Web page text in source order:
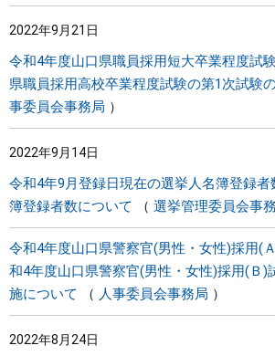
2022年9月21日
令和4年度山口県職員採用短大卒業程度試
県職員採用高校卒業程度試験の第1次試験
事委員会事務局
2022年9月14日
令和4年9月登録日現在の選挙人名簿登録者
簿登録者数について
選挙管理委員会事
令和4年度山口県警察官(男性・女性)採用(
和4年度山口県警察官(男性・女性)採用(Ｂ)
施について
人事委員会事務局
2022年8月24日